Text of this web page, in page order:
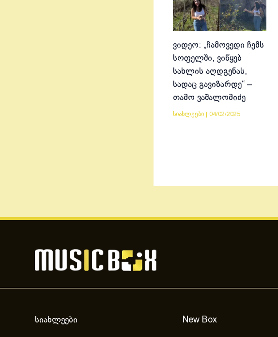
ვიდეო: „ჩამოვედი ჩემს
სოფელში, ვიწყებ
სახლის აღდგენას,
სადაც გავიზარდე“ –
თამო ვაშალომიძე
სიახლეები 04/02/2025
სიახლეები New Box